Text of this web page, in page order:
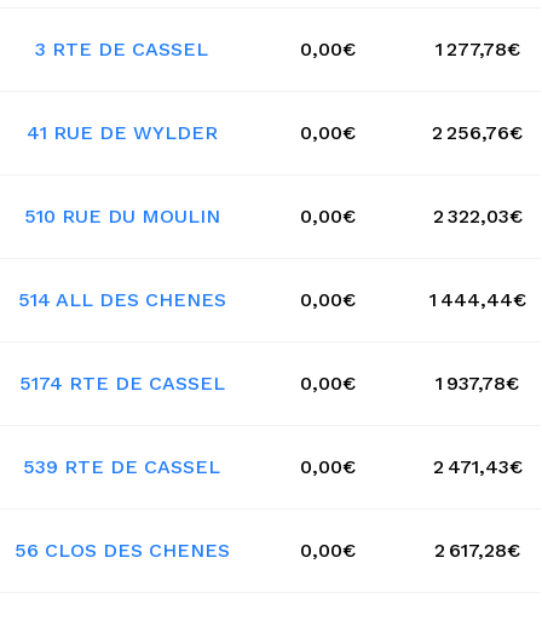
3 RTE DE CASSEL 0,00€ 1 277,78€
41 RUE DE WYLDER 0,00€ 2 256,76€
510 RUE DU MOULIN 0,00€ 2 322,03€
514 ALL DES CHENES 0,00€ 1 444,44€
5174 RTE DE CASSEL 0,00€ 1 937,78€
539 RTE DE CASSEL 0,00€ 2 471,43€
56 CLOS DES CHENES 0,00€ 2 617,28€